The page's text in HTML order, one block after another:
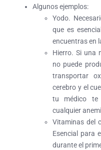
Algunos ejemplos:
Yodo.
que es
encuentras en
Hierro. Si una
no puede
transportar
cerebro y el
tu médico te
cualquier
Vitaminas del
Esencial para
durante el